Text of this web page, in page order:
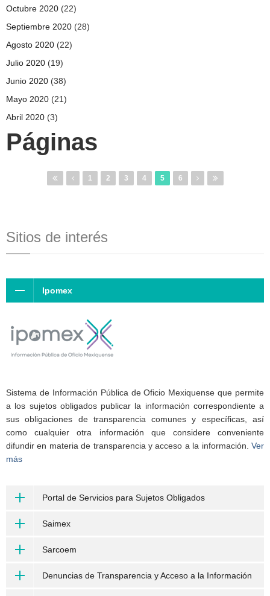
Octubre 2020 (22)
Septiembre 2020 (28)
Agosto 2020 (22)
Julio 2020 (19)
Junio 2020 (38)
Mayo 2020 (21)
Abril 2020 (3)
Páginas
1 2 3 4 5 6
Sitios de interés
Ipomex
Sistema de Información Pública de Oficio Mexiquense que permite
a los sujetos obligados publicar la información correspondiente a
sus obligaciones de transparencia comunes y específicas, así
como cualquier otra información que considere conveniente
difundir en materia de transparencia y acceso a la información. Ver
más
Portal de Servicios para Sujetos Obligados
Saimex
Sarcoem
Denuncias de Transparencia y Acceso a la Información